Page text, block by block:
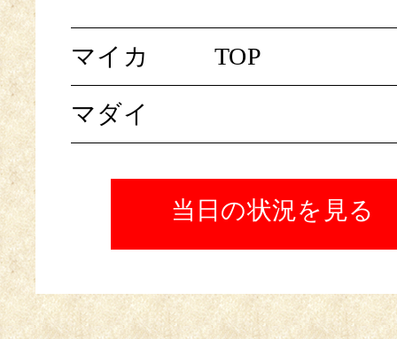
マイカ TOP
マダイ
当日の状況を見る